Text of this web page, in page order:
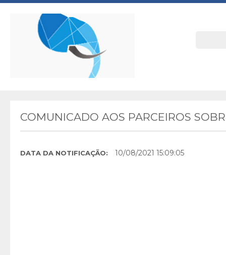
COMUNICADO AOS PARCEIROS
DATA DA NOTIFICAÇÃO: 10/08/2021 15:09:05